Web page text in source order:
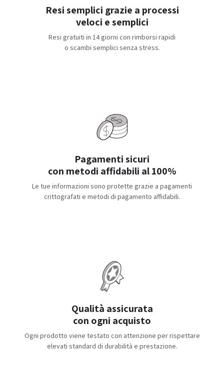
Resi semplici grazie a processi
veloci e semplici
Resi gratuiti in 14 giorni con rimborsi rapidi
o scambi semplici senza stress.
Pagamenti sicuri
con metodi affidabili al 100%
Le tue informazioni sono protette grazie a pagamenti
crittografati e metodi di pagamento affidabili.
Qualità assicurata
con ogni acquisto
Ogni prodotto viene testato con attenzione per rispettare
elevati standard di durabilità e prestazione.